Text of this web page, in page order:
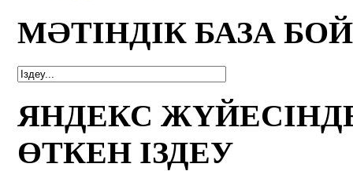
МӘТІНДІК БАЗА
ЯНДЕКС
ӨТКЕН ІЗДЕУ